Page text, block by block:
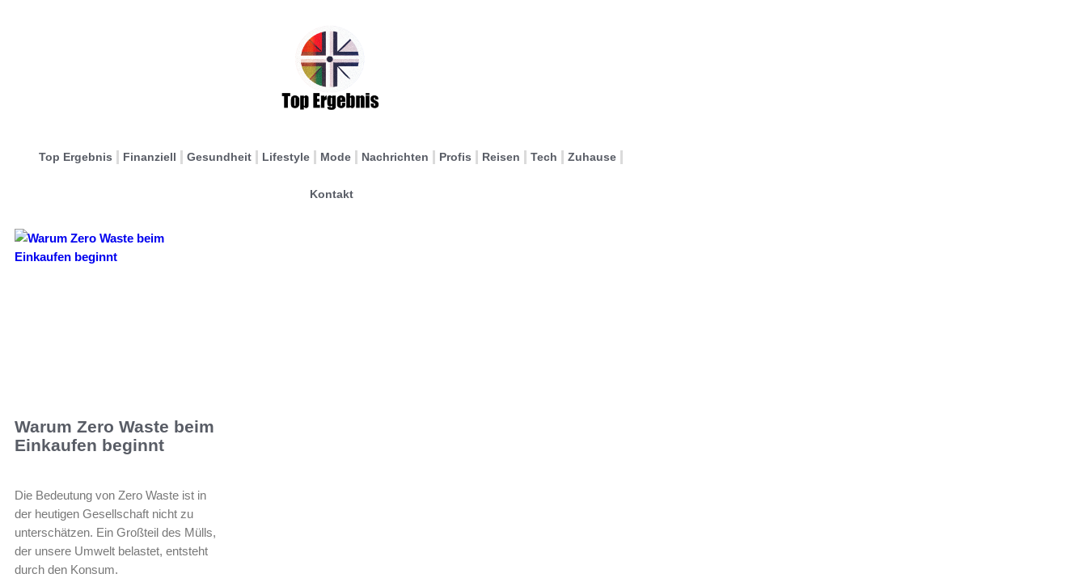
Top Ergebnis Finanziell Gesundheit Lifestyle Mode Nachrichten Profis Reisen Tech Zuhause
Kontakt
Warum Zero Waste beim
Einkaufen beginnt
Die Bedeutung von Zero Waste ist in
der heutigen Gesellschaft nicht zu
unterschätzen. Ein Großteil des Mülls,
der unsere Umwelt belastet, entsteht
durch den Konsum.